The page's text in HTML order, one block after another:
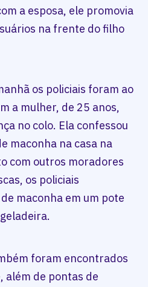
a esposa, ele promovia
na frente do filho
os policiais foram ao
a mulher, de 25 anos,
no colo. Ela confessou
maconha na casa na
com outros moradores
os policiais
maconha em um pote
foram encontrados
além de pontas de